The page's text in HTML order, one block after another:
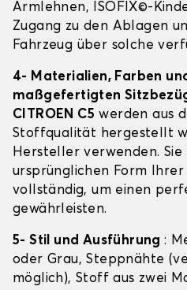
Armlehnen, ISOFIX©-
Zugang zu den Ablagen
Fahrzeug über solche
4- Materialien, Farben
maßgefertigten
CITROEN C5 werden aus
Stoffqualität hergestellt
Hersteller verwenden.
ursprünglichen Form Ihrer
vollständig, um einen
gewährleisten.
5- Stil und Ausführung:
oder Grau, Steppnähte
möglich), Stoff aus zwei